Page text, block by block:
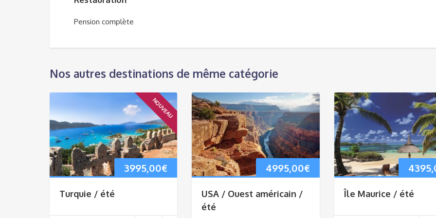
Pension complète
Nos autres destinations de même catégorie
NOUVEAU
3995,00€
Turquie / été
4995,00€
USA / Ouest américain /
été
Île Maurice / été